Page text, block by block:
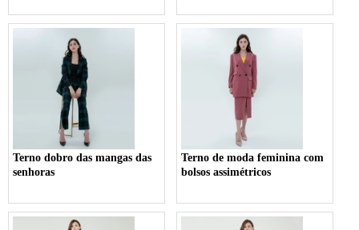
Terno dobro das mangas das
senhoras
Terno de moda feminina com
bolsos assimétricos